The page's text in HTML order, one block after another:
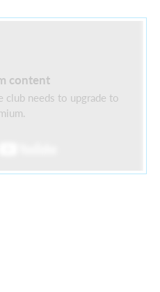
content
club needs to upgrade to